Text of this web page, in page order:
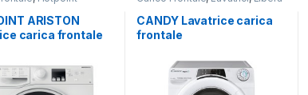
Libera
ARISTON
carica frontale
CANDY Lavatrice carica
frontale
1400 RPM